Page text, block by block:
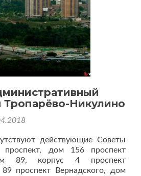
Тропарёво-Никулино
действующие Советы
дом 156 проспект
89, корпус 4 проспект
проспект Вернадского, дом